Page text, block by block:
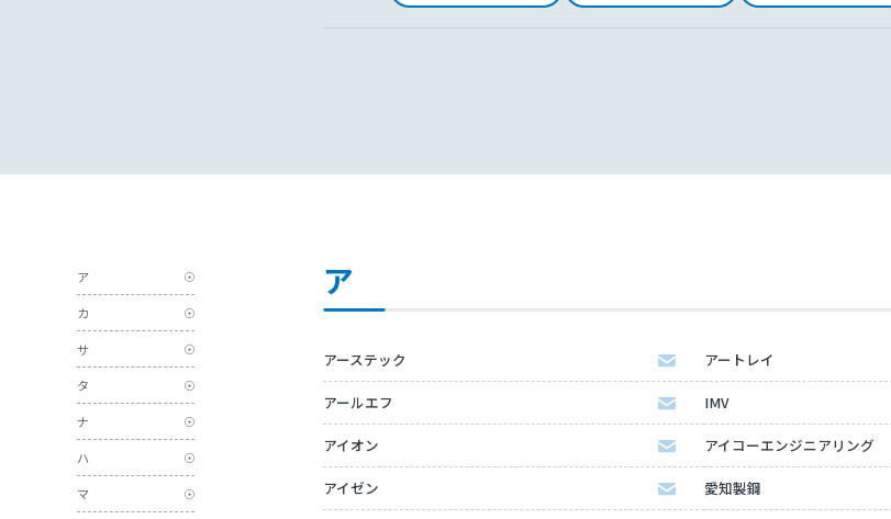
ア
アーステック アートレイ
アールエフ IMV
アイオン アイコーエンジニアリング
アイゼン 愛知製鋼
ア
カ
サ
タ
ナ
ハ
マ